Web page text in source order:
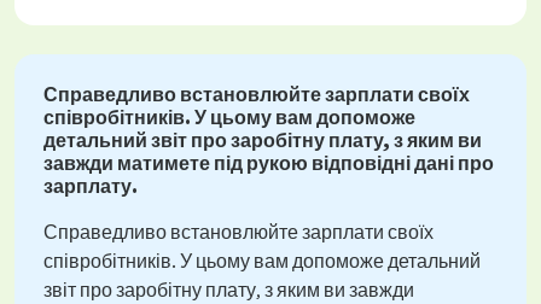
Справедливо встановлюйте зарплати своїх
співробітників. У цьому вам допоможе
детальний звіт про заробітну плату, з яким ви
завжди матимете під рукою відповідні дані про
зарплату.
Справедливо встановлюйте зарплати своїх
співробітників. У цьому вам допоможе детальний
звіт про заробітну плату, з яким ви завжди